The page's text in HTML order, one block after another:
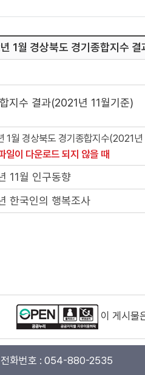
1월 경상북도 경기종합지수
지수 결과(2021년 11월기준)
1월 경상북도 경기종합지수(2021
일이 다운로드 되지 않을 때
11월 인구동향
한국인의 행복조사
이 게시물
전화번호 : 054-880-2535